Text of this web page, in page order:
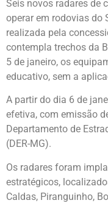
Seis novos radares de
operar em rodovias do
realizada pela
contempla trechos da
5 de janeiro, os
educativo, sem a
A partir do dia 6 de
efetiva, com emissão
Departamento de
(DER-MG).
Os radares foram
estratégicos,
Caldas, Piranguinho,